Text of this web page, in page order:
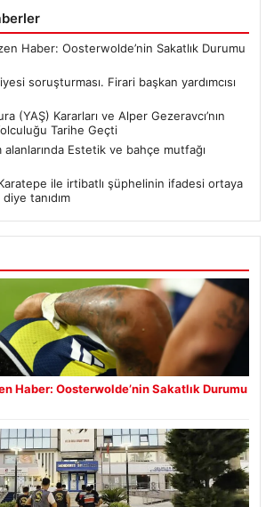
Haber: Oosterwolde’nin Sakatlık Durumu
soruşturması. Firari başkan yardımcısı
(YAŞ) Kararları ve Alper Gezeravcı’nın
Tarihe Geçti
alanlarında Estetik ve bahçe mutfağı
Karatepe ile irtibatlı şüphelinin ifadesi ortaya
diye tanıdım
Haber: Oosterwolde’nin Sakatlık Durumu